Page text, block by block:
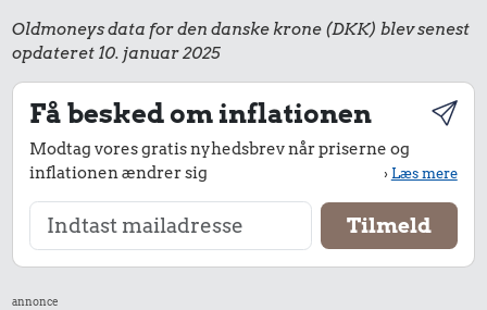
Oldmoneys data for den danske krone (DKK) blev senest
opdateret 10. januar 2025
Få besked om inflationen
Modtag vores gratis nyhedsbrev når priserne og
inflationen ændrer sig
›Læs mere
annonce